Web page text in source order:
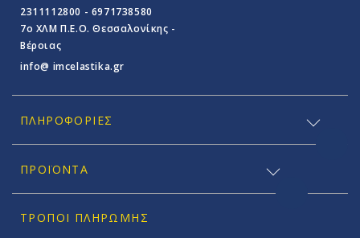
2311112800 - 6971738580
7o ΧΛΜ Π.E.O. Θεσσαλονίκης -
Βέροιας
info@ imcelastika.gr
ΠΛΗΡΟΦΟΡΊΕΣ
ΠΡΟΪΟΝΤΑ
ΤΡΌΠΟΙ ΠΛΗΡΩΜΉΣ